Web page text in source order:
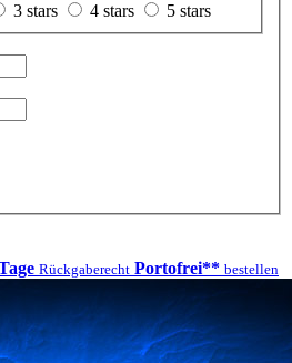
3 stars 4 stars
5 stars
Rückgaberecht Portofrei** bestellen